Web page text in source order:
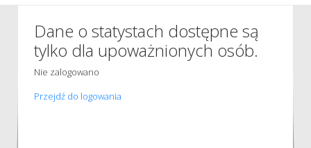
Dane o statystach dostępne są
tylko dla upoważnionych osób.
Nie zalogowano
Przejdź do logowania